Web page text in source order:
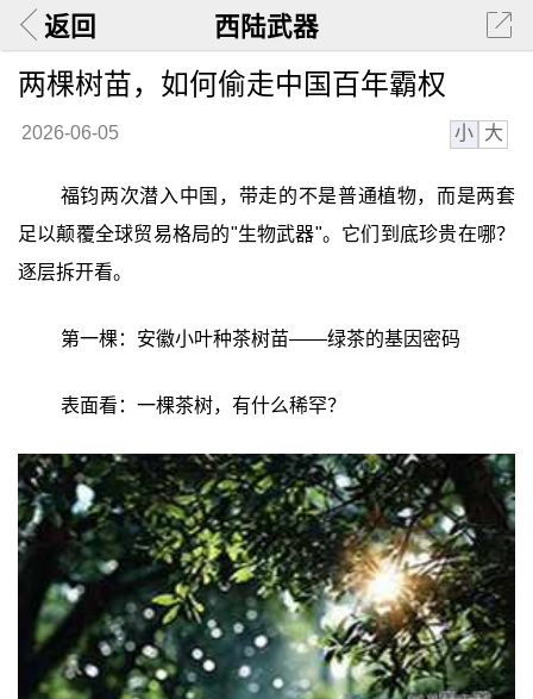
返回 西陆武器
两棵树苗，如何偷走中国百年霸权
2026-06-05 小 大
福钧两次潜入中国，带走的不是普通植物，而是两套
足以颠覆全球贸易格局的"生物武器"。它们到底珍贵在哪？
逐层拆开看。
第一棵：安徽小叶种茶树苗——绿茶的基因密码
表面看：一棵茶树，有什么稀罕？